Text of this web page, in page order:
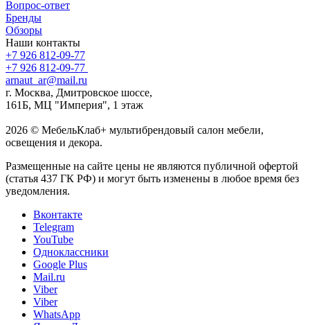
Вопрос-ответ
Бренды
Обзоры
Наши контакты
+7 926 812-09-77
+7 926 812-09-77
arnaut_ar@mail.ru
г. Москва, Дмитровское шоссе,
161Б, МЦ "Империя", 1 этаж
2026 © МебельКлаб+ мультибрендовый салон мебели,
освещения и декора.
Размещенные на сайте цены не являются публичной офертой
(статья 437 ГК РФ) и могут быть изменены в любое время без
уведомления.
Вконтакте
Telegram
YouTube
Одноклассники
Google Plus
Mail.ru
Viber
Viber
WhatsApp